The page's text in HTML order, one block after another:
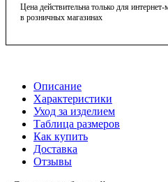
Цена действительна только для
в розничных магазинах
Описание
Характеристики
Уход за изделием
Таблица размеров
Как купить
Доставка
Отзывы